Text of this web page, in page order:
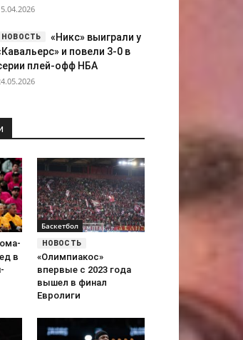
«Никс» выиграли у
и повели 3-0 в
плей-офф НБА
в
Баскетбол
«Олимпиакос»
впервые с 2023 года
вышел в финал
Евролиги